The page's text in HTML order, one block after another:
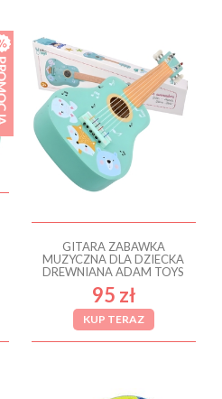
GITARA ZABAWKA
MUZYCZNA DLA DZIECKA
DREWNIANA ADAM TOYS
95 zł
KUP TERAZ